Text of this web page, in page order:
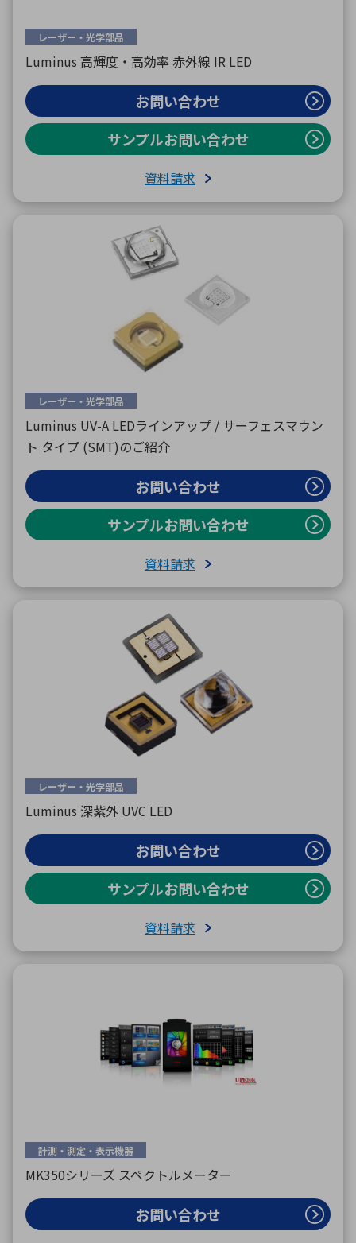
レーザー・光学部品
Luminus 高輝度・高効率 赤外線 IR LED
お問い合わせ
サンプルお問い合わせ
資料請求
レーザー・光学部品
Luminus UV-A LEDラインアップ / サーフェスマウン
ト タイプ (SMT)のご紹介
お問い合わせ
サンプルお問い合わせ
資料請求
レーザー・光学部品
Luminus 深紫外 UVC LED
お問い合わせ
サンプルお問い合わせ
資料請求
計測・測定・表示機器
MK350シリーズ スペクトルメーター
お問い合わせ